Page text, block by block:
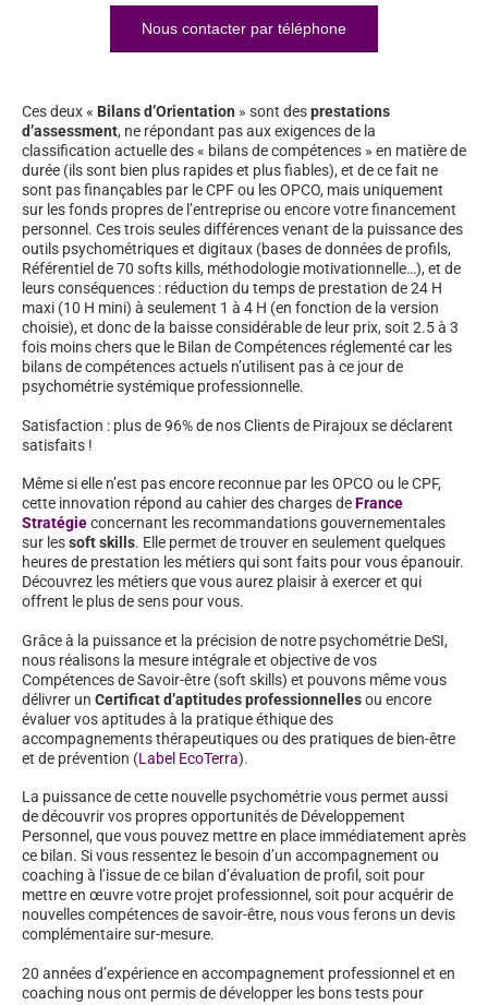
Nous contacter par téléphone
Ces deux « Bilans d’Orientation » sont desprestations
d’assessment, ne répondant pas aux exigences de la
classification actuelle des « bilans de compétences » en matière de
durée (ils sont bien plus rapides et plus fiables), et de ce fait ne
sont pas finançables par le CPF ou les OPCO, mais uniquement
sur les fonds propres de l’entreprise ou encore votre financement
personnel. Ces trois seules différences venant de la puissance des
outils psychométriques et digitaux (bases de données de profils,
Référentiel de 70 softs kills, méthodologie motivationnelle…), et de
leurs conséquences : réduction du temps de prestation de 24 H
maxi (10 H mini) à seulement 1 à 4 H (en fonction de la version
choisie), et donc de la baisse considérable de leur prix, soit 2.5 à 3
fois moins chers que le Bilan de Compétences réglementé car les
bilans de compétences actuels n’utilisent pas à ce jour de
psychométrie systémique professionnelle.
Satisfaction : plus de 96% de nos Clients de Pirajoux se déclarent
satisfaits !
Même si elle n’est pas encore reconnue par les OPCO ou le CPF,
cette innovation répond au cahier des charges deFrance
Stratégieconcernant les recommandations gouvernementales
sur lessoft skills. Elle permet de trouver en seulement quelques
heures de prestation les métiers qui sont faits pour vous épanouir.
Découvrez les métiers que vous aurez plaisir à exercer et qui
offrent le plus de sens pour vous.
Grâce à la puissance et la précision de notre psychométrie DeSI,
nous réalisons la mesure intégrale et objective de vos
Compétences de Savoir-être (soft skills) et pouvons même vous
délivrer un Certificat d’aptitudes professionnellesou encore
évaluer vos aptitudes à la pratique éthique des
accompagnements thérapeutiques ou des pratiques de bien-être
et de prévention (Label EcoTerra).
La puissance de cette nouvelle psychométrie vous permet aussi
de découvrir vos propres opportunités de Développement
Personnel, que vous pouvez mettre en place immédiatement après
ce bilan. Si vous ressentez le besoin d’un accompagnement ou
coaching à l’issue de ce bilan d’évaluation de profil, soit pour
mettre en œuvre votre projet professionnel, soit pour acquérir de
nouvelles compétences de savoir-être, nous vous ferons un devis
complémentaire sur-mesure.
20 années d’expérience en accompagnement professionnel et en
coaching nous ont permis de développer les bons tests pour